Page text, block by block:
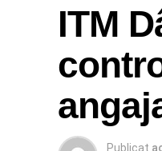
ITM
Publicat